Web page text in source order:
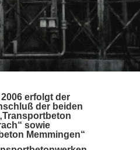
2006 erfolgt der
der beiden
sowie
Memmingen“